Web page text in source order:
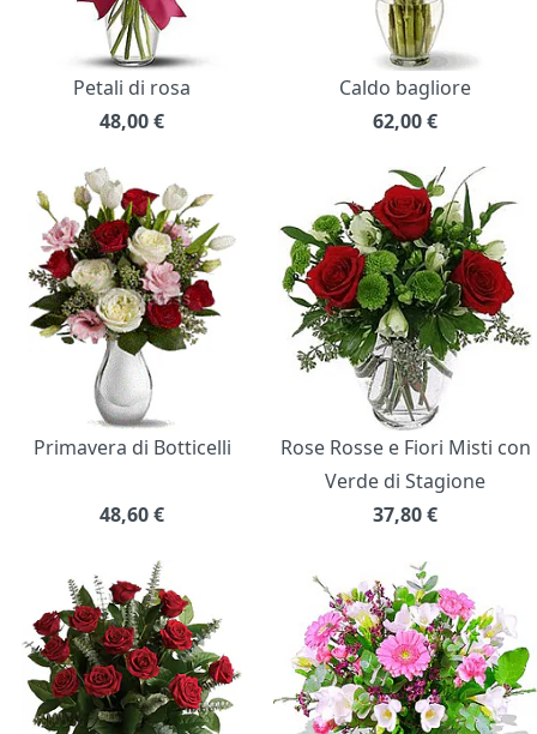
Petali di rosa
48,00€
Caldo bagliore
62,00€
Primavera di Botticelli
48,60€
Rose Rosse e Fiori Misti con
Verde di Stagione
37,80€